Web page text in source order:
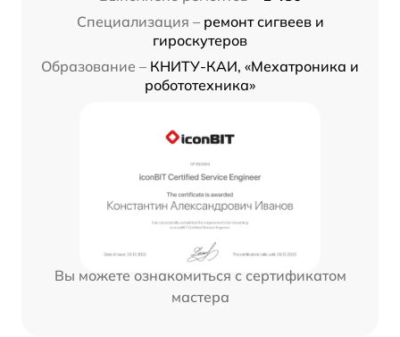
Специализация – ремонт сигвеев и
гироскутеров
Образование – КНИТУ-КАИ, «Мехатроника и
робототехника»
Вы можете ознакомиться с сертификатом
мастера